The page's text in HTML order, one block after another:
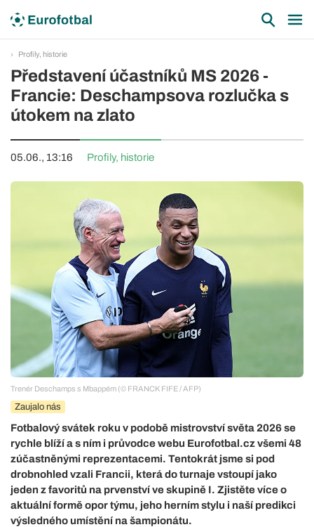
Profily, historie
Představení účastníků MS 2026 -
Francie: Deschampsova rozlučka s
útokem na zlato
05.06., 13:16 Profily, historie
Trenér Deschamps s Mbappém (© FRANCK FIFE / AFP)
Zaujalo nás
Fotbalový svátek roku v podobě mistrovství světa 2026 se
rychle blíží a s ním i průvodce webu Eurofotbal.cz všemi 48
zúčastněnými reprezentacemi. Tentokrát jsme si pod
drobnohled vzali Francii, která do turnaje vstoupí jako
jeden z favoritů na prvenství ve skupině I. Zjistěte více o
aktuální formě opor týmu, jeho herním stylu i naší predikci
výsledného umístění na šampionátu.